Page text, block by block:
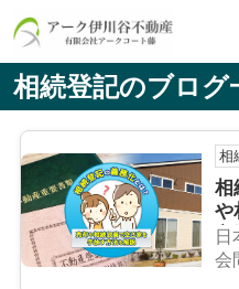
相続登記のブログ
相
相
や
方
日
会